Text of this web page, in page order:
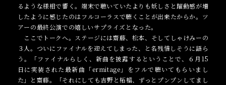
るような様相で響く。端末で聴いていたよりも妖しさと躍動感が増
したように感じたのはフルコーラスで聴くことが出来たからか。ツ
アーの最終公演での嬉しいサプライズとなった。
ここでトークへ。ステージには齋藤、松本、そしてしゃけみーの
３人。ついにファイナルを迎えてしまった、と名残惜しそうに語ら
う。「ファイナルらしく、新曲を披露するということで、６月15
日に実装された最新曲「ermitage」をフルで聴いてもらいまし
た」と齋藤。「それにしても吉野と柘榴、ずっとプンプンしてまし